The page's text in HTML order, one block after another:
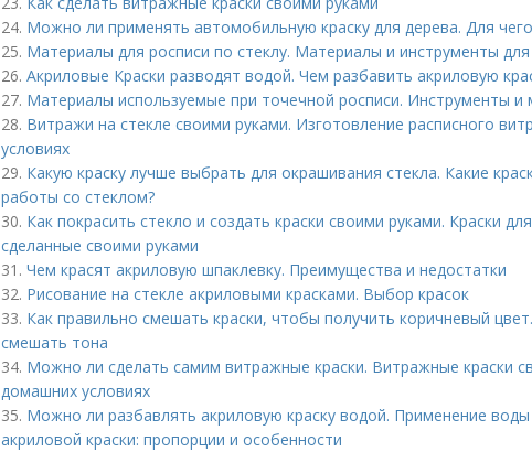
24. Можно ли применять автомобильную краску для дерева. Для
25. Материалы для росписи по стеклу. Материалы и инструменты
26. Акриловые Краски разводят водой. Чем разбавить акриловую
27. Материалы используемые при точечной росписи. Инструменты и
28. Витражи на стекле своими руками. Изготовление расписного
условиях
29. Какую краску лучше выбрать для окрашивания стекла. Какие
работы со стеклом?
30. Как покрасить стекло и создать краски своими руками. Краски
сделанные своими руками
31. Чем красят акриловую шпаклевку. Преимущества и недостатки
32. Рисование на стекле акриловыми красками. Выбор красок
33. Как правильно смешать краски, чтобы получить коричневый
смешать тона
34. Можно ли сделать самим витражные краски. Витражные краски
домашних условиях
35. Можно ли разбавлять акриловую краску водой. Применение воды
акриловой краски: пропорции и особенности